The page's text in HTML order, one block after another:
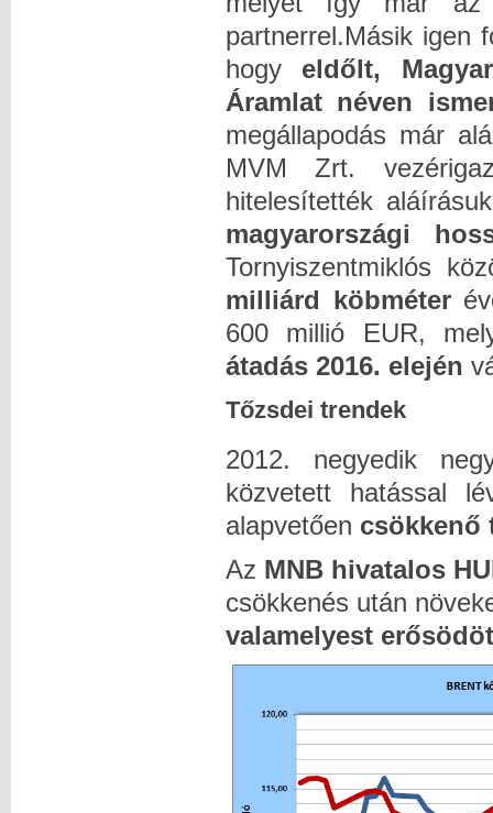
partnerrel.Másik igen
hogy eldőlt,
Áramlat néven
megállapodás már
MVM Zrt.
hitelesítették
magyarországi
Tornyiszentmiklós
milliárd köbméter
600 millió EUR,
átadás 2016. elején
Tőzsdei trendek
2012. negyedik
közvetett hatással
alapvetően csökkenő
Az MNB hivatalos
csökkenés után
valamelyest